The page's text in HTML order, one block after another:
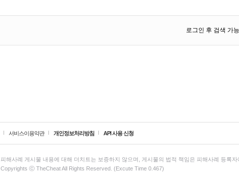
로그인 후 검색 가
서비스이용약관 개인정보처리방침 API 사용 신청
피해사례 게시물 내용에 대해 더치트는 보증하지 않으며, 게시물의 법적 책임은 피해사례 등록자
Copyrights ⓒ TheCheat All Rights Reserved. (Excute Time 0.467)